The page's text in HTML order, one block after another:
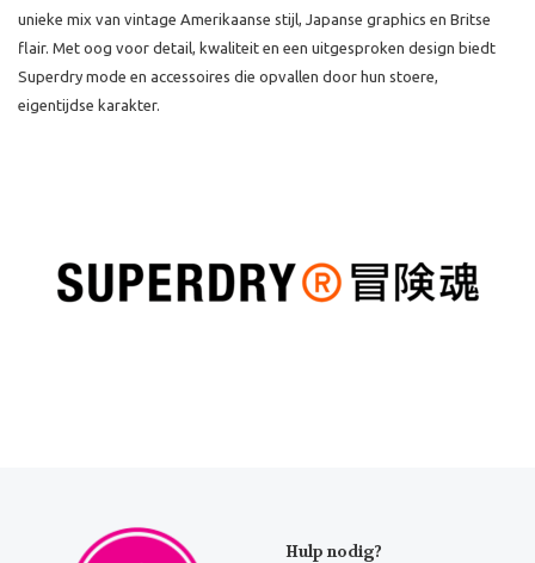
unieke mix van vintage Amerikaanse stijl, Japanse graphics en Britse
flair. Met oog voor detail, kwaliteit en een uitgesproken design biedt
Superdry mode en accessoires die opvallen door hun stoere,
eigentijdse karakter.
Hulp nodig?